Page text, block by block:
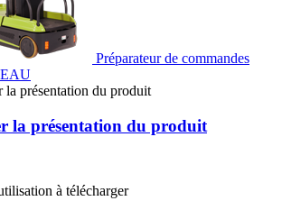
Préparateur de commandes
la présentation du produit